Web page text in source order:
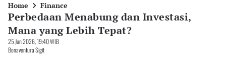
Home Finance
Perbedaan Menabung dan Investasi,
Mana yang Lebih Tepat?
25 Jun 2026, 19:40 WIB
Bonaventura Sigit